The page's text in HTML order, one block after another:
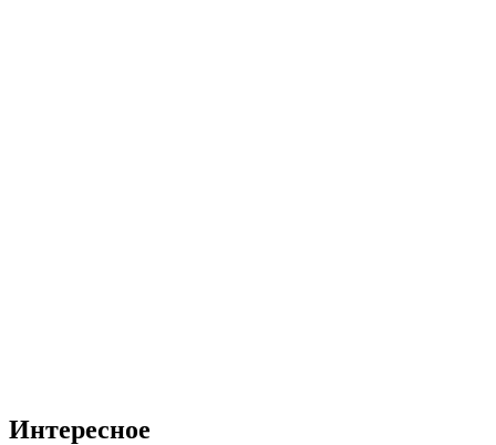
Интересное